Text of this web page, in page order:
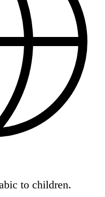
to children.